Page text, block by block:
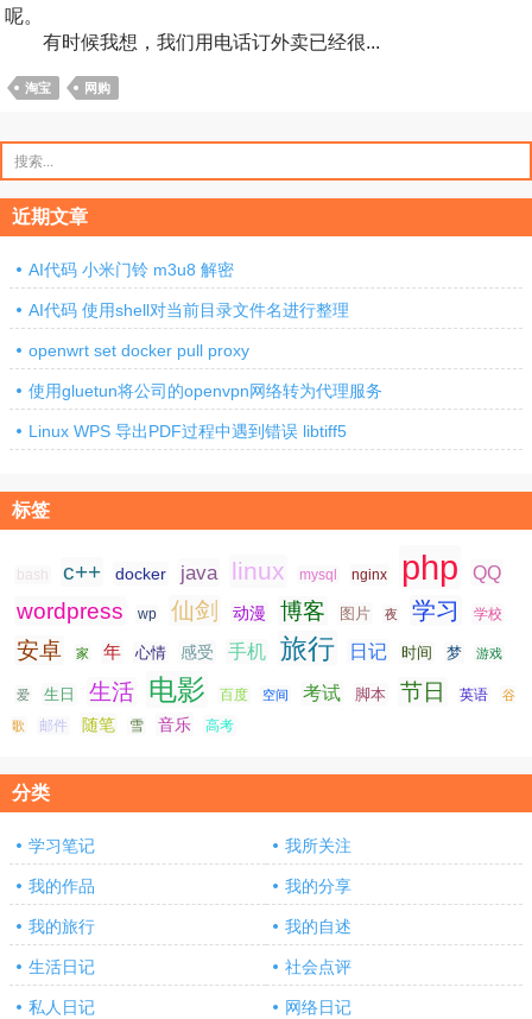
呢。
有时候我想，我们用电话订外卖已经很...
淘宝 网购
索：
近期文章
AI代码 小米门铃 m3u8 解密
AI代码 使用shell对当前目录文件名进行整理
openwrt set docker pull proxy
使用gluetun将公司的openvpn网络转为代理服务
Linux WPS 导出PDF过程中遇到错误 libtiff5
标签
bash c++ docker java linux mysql nginx php QQ
wordpress wp 仙剑 动漫 博客 图片 夜 学习 学校
安卓 家 年 心情 感受 手机 旅行 日记 时间 梦 游戏
爱 生日 生活 电影 百度 空间 考试 脚本 节日 英语 谷
歌 邮件 随笔 雪 音乐 高考
分类
学习笔记 我所关注
我的作品 我的分享
我的旅行 我的自述
生活日记 社会点评
私人日记 网络日记